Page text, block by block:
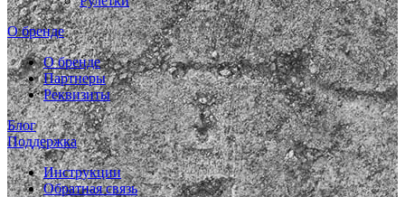
О бренде
О бренде
Партнеры
Реквизиты
Блог
Поддержка
Инструкции
Обратная связь